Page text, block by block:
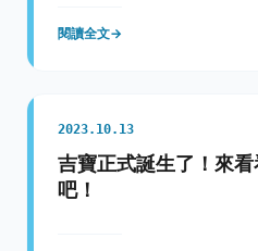
閱讀全文→
2023.10.13
吉寶正式誕生了！來
吧！